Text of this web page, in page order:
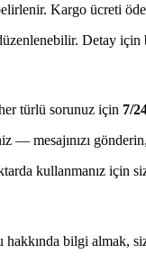
Kargo ücreti
Detay
türlü sorunuz için 7/
— mesajınızı
kullanmanız için
bilgi almak,